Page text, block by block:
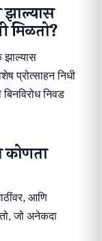
झाल्यास
मिळतो?
प्रोत्साहन निधी
निवड
कोणता
आणि
जो अनेकदा